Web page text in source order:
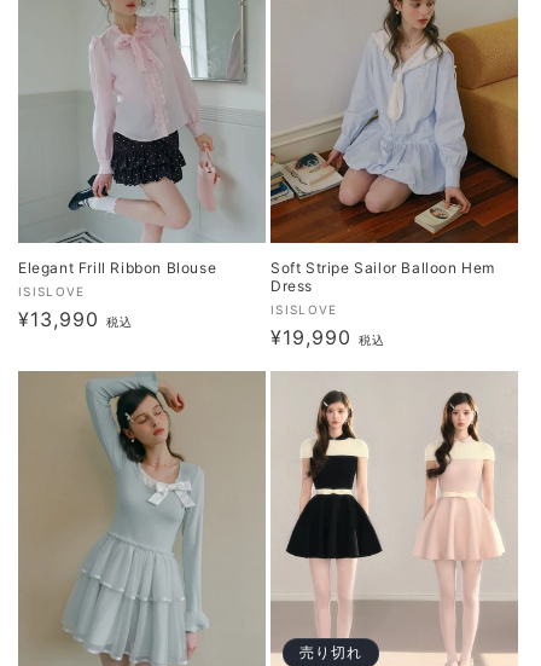
Elegant Frill Ribbon Blouse
販
売
ISISLOVE
通
価
¥13,990 税込
Soft Stripe Sailor Balloon Hem
Dress
販
売
ISISLOVE
通
¥19,990 税込
売り切れ